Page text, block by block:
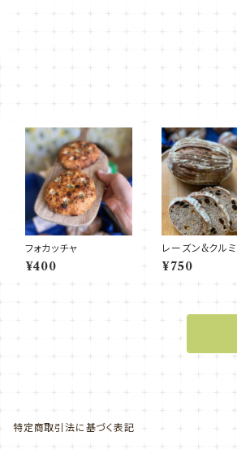
フォカッチャ
¥400
レーズン&クルミ
¥750
特定商取引法に基づく表記